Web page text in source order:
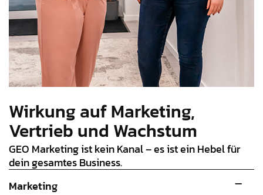
Wirkung auf Marketing,
Vertrieb und Wachstum
GEO Marketing ist kein Kanal – es ist ein Hebel für
dein gesamtes Business.
Marketing